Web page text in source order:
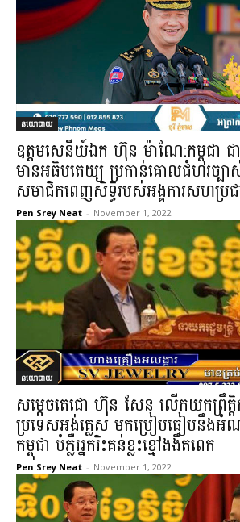
នយោបាយ
ឧត្តមសេនីយ៍ឯក ហ៊ុន ម៉ាណែ:កម្ពុជា ជ
មានអធិបតេយ្យ ប្រកាន់គោលជំហរច្
សមាជិកពេញសិទ្ធិរបស់អង្គការសហប្រជ
Pen Srey Neat - November 1, 2022
នយោបាយ
សម្ដេចតេជោ ហ៊ុន សែន លើកយកព្រឹត្
ប្រទេសអង់គ្លេស មកប្រៀបធៀបនឹងអំ
កម្ពុជា បំភ្លឺអ្នករិះគន់ខ្លះខ្មៅងងឹតពេក
Pen Srey Neat - November 1, 2022